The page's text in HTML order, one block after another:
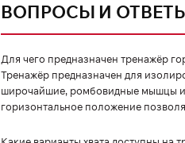
ВОПРОСЫ И
Для чего предназначен тренажёр
Тренажёр предназначен для
широчайшие, ромбовидные мышцы и
горизонтальное положение